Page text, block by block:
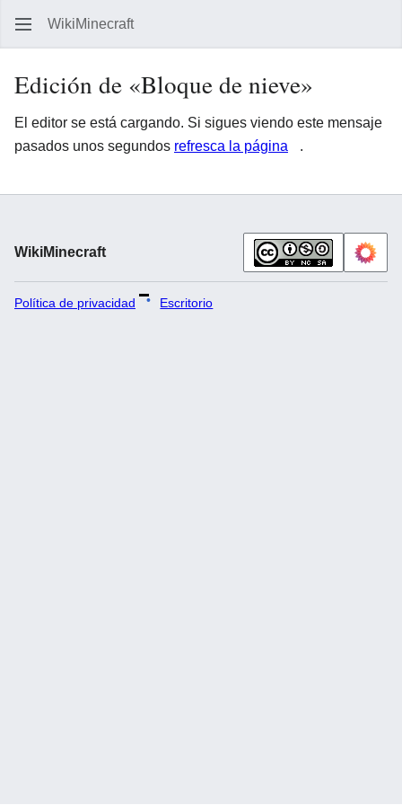
WikiMinecraft
Edición de «Bloque de nieve»
El editor se está cargando. Si sigues viendo este mensaje
pasados unos segundos refresca la página .
WikiMinecraft
Política de privacidad Escritorio